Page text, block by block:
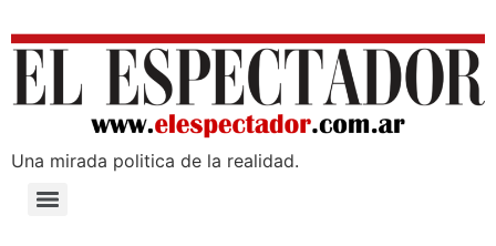
Una mirada poli­tica de la realidad.